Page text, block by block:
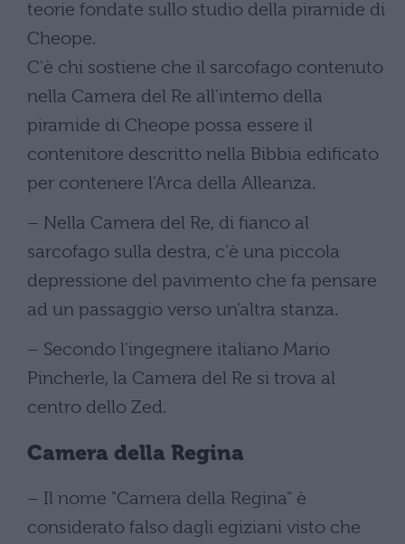
teorie fondate sullo studio della piramide di
Cheope.
C'è chi sostiene che il sarcofago contenuto
nella Camera del Re all'interno della
piramide di Cheope possa essere il
contenitore descritto nella Bibbia edificato
per contenere l'Arca della Alleanza.
– Nella Camera del Re, di fianco al
sarcofago sulla destra, c'è una piccola
depressione del pavimento che fa pensare
ad un passaggio verso un'altra stanza.
– Secondo l'ingegnere italiano Mario
Pincherle, la Camera del Re si trova al
centro dello Zed.
Camera della Regina
– Il nome "Camera della Regina" è
considerato falso dagli egiziani visto che